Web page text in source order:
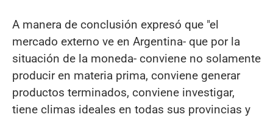
A manera de conclusión expresó que "el
mercado externo ve en Argentina- que por la
situación de la moneda- conviene no solamente
producir en materia prima, conviene generar
productos terminados, conviene investigar,
tiene climas ideales en todas sus provincias y